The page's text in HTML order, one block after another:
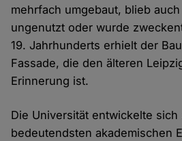
mehrfach umgebaut, blieb
ungenutzt oder wurde
19. Jahrhunderts erhielt der
Fassade, die den älteren
Erinnerung ist.
Die Universität entwickelte
bedeutendsten akademischen